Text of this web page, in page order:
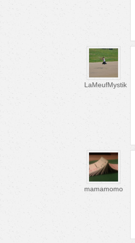
LaMeufMystik
mamamomo